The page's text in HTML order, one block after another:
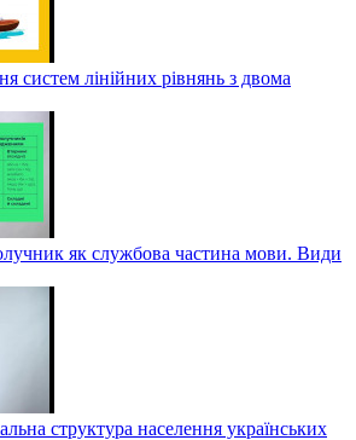
систем лінійних рівнянь з двома
як службова частина мови. Види
структура населення українських